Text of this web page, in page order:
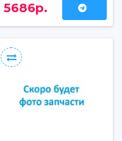
5686р.